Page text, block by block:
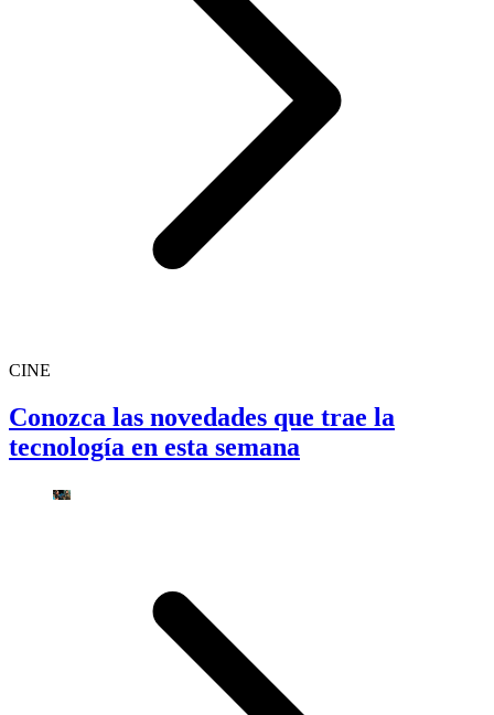
CINE
Conozca las novedades que trae la
tecnología en esta semana